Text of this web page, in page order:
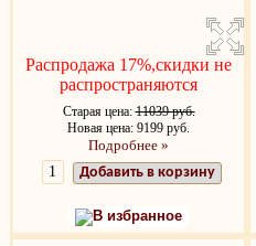
Распродажа 17%,скидки не
распространяются
Старая цена:11039 руб.
Новая цена: 9199 руб.
Подробнее »
Добавить в корзину
В избранное